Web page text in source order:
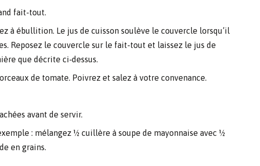
fait-tout.
à ébullition. Le jus de cuisson soulève le couvercle lorsqu’il
Reposez le couvercle sur le fait-tout et laissez le jus de
que décrite ci‑dessus.
de tomate. Poivrez et salez à votre convenance.
avant de servir.
: mélangez ½ cuillère à soupe de mayonnaise avec ½
en grains.